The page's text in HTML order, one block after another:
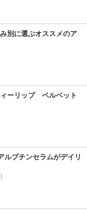
別に選ぶオススメのア
ーリップ　ベルベット
ルブチンセラムがデイリ